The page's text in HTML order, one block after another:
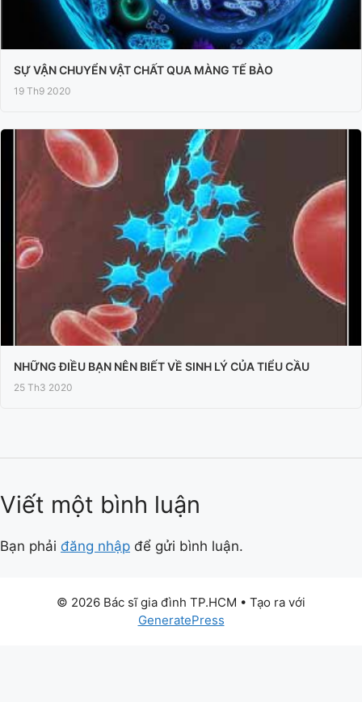
SỰ VẬN CHUYỂN VẬT CHẤT QUA MÀNG TẾ BÀO
19 Th9 2020
NHỮNG ĐIỀU BẠN NÊN BIẾT VỀ SINH LÝ CỦA TIỂU CẦU
25 Th3 2020
Viết một bình luận
Bạn phải đăng nhập để gửi bình luận.
© 2026 Bác sĩ gia đình TP.HCM • Tạo ra với
GeneratePress